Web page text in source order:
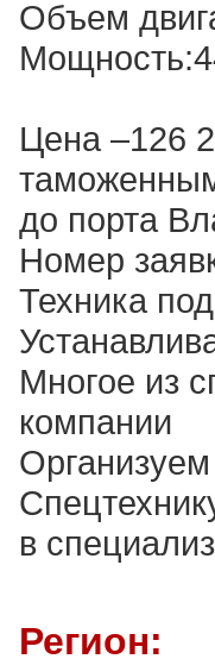
Объем
Цена –126
до порта
Номер
Техника
Многое из
компании
в
Регион: